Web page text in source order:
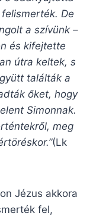
De
a szívünk –
és kifejtette
útra keltek, s
találták a
őket, hogy
Simonnak.
meg
(Lk
Jézus akkora
fel,